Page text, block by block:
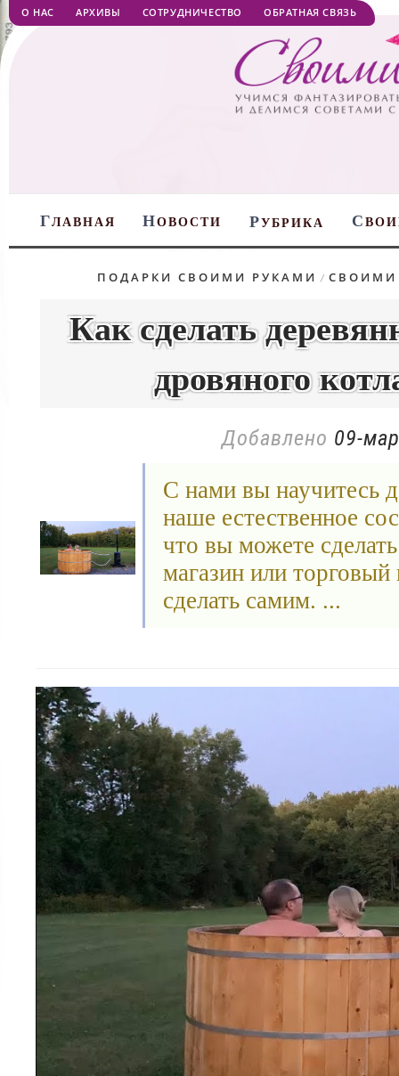
О НАС АРХИВЫ СОТРУДНИЧЕСТВО ОБРАТНАЯ СВЯЗЬ
ГЛАВНАЯ НОВОСТИ РУБРИКА С
ПОДАРКИ СВОИМИ РУКАМИ /
Как сделать
дровяного
Добавлено 09-
С нами вы научитесь
наше естественное
что вы можете
магазин или
сделать самим. ...